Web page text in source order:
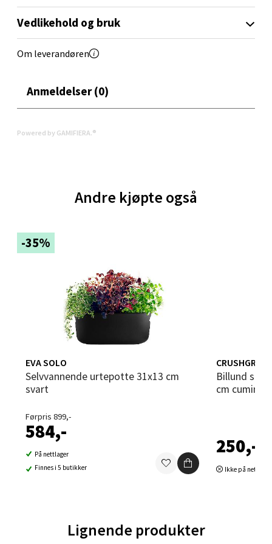
Vedlikehold og bruk
Om leverandøren
Anmeldelser (0)
Powered by GAMIFIERA.®
Andre kjøpte også
-35%
EVA SOLO
Selvvannende urtepotte 31x13 cm
svart
Førpris 899,-
584,-
På nettlager
Finnes i 5 butikker
CRUSHGRIND
Billund selvvannende urtepotte 14x12
cm cumin
250,-
Ikke på
Lignende produkter
Oppdal - Aunasenteret
Aunasenteret, Sunndalsvegen 3, 7340 Oppdal
Orkanger - Thon Senter Orkanger
Åpent i dag 09-20
0 i butikk
Brodtkorbsgate 7, 1338 Sandvika
0 i butikk